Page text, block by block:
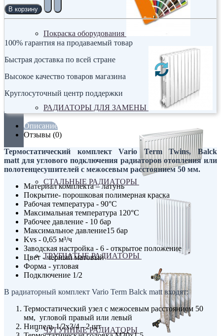
Покраска оборудования
РАДИАТОРЫ ДЛЯ ЗАМЕНЫ
СТАЛЬНЫЕ РАДИАТОРЫ
ТРУБЧАТЫЕ РАДИАТОРЫ
ЧУГУННЫЕ РАДИАТОРЫ
В корзину
100% гарантия на продаваемый товар
Быстрая доставка по всей стране
Высокое качество товаров магазина
Круглосуточный центр поддержки
Описание
Отзывы (0)
Термостатический комплект Vario Term Twins, Balck
matt для углового подключения радиаторов отопления или
полотенцесушителей с межосевым расстоянием 50 мм.
Материал комплекта – латунь
Покрытие- порошковая полимерная краска
Рабочая температура - 90°C
Максимальная температура 120°C
Рабочее давление - 10 бар
Максимальное давление15 бар
Kvs - 0,65 м³/ч
Заводская настройка - 6 - открытое положение
Цвет - черный матовый
Форма - угловая
Подключение 1/2
В радиаторный комплект Vario Term Balck matt входят:
Термостатический узел с межосевым расстоянием 50
мм, угловой правый или левый
Ниппель 1/2х3/4 - 2 шт